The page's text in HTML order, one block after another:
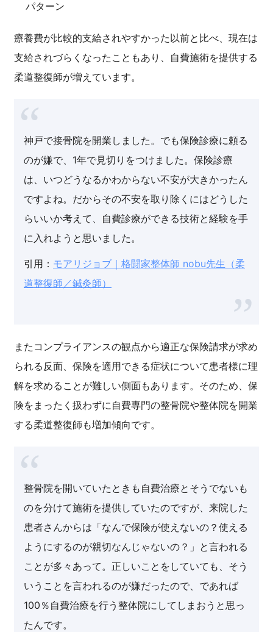
パターン
療養費が比較的支給されやすかった以前と比べ、現在は
支給されづらくなったこともあり、自費施術を提供する
柔道整復師が増えています。
神戸で接骨院を開業しました。でも保険診療に頼る
のが嫌で、1年で見切りをつけました。保険診療
は、いつどうなるかわからない不安が大きかったん
ですよね。だからその不安を取り除くにはどうした
らいいか考えて、自費診療ができる技術と経験を手
に入れようと思いました。
引用： モアリジョブ｜格闘家整体師 nobu先生（柔
道整復師／鍼灸師）
またコンプライアンスの観点から適正な保険請求が求め
られる反面、保険を適用できる症状について患者様に理
解を求めることが難しい側面もあります。そのため、保
険をまったく扱わずに自費専門の整骨院や整体院を開業
する柔道整復師も増加傾向です。
整骨院を開いていたときも自費治療とそうでないも
のを分けて施術を提供していたのですが、来院した
患者さんからは「なんで保険が使えないの？使える
ようにするのが親切なんじゃないの？」と言われる
ことが多々あって。正しいことをしていても、そう
いうことを言われるのが嫌だったので、であれば
100％自費治療を行う整体院にしてしまおうと思っ
たんです。